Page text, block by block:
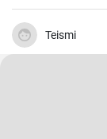
Teismi